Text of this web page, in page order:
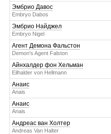
Эмбрио Давос
Embryo Dabos
Эмбрио Найджел
Embryo Nigel
Агент Демона Фальстон
Demon's Agent Falston
Айнхалдер фон Хельман
Eilhalder von Hellmann
Анаис
Anais
Анаис
Anais
Андреас ван Холтер
Andreas Van Halter